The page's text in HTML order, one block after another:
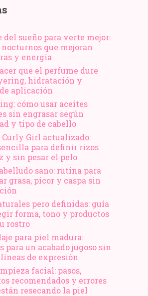
del sueño para verte mejor:
que mejoran
y energía
que el perfume dure
hidratación y
aplicación
cómo usar aceites
sin engrasar según
y tipo de cabello
Curly Girl actualizado:
para definir rizos
y sin pesar el pelo
sano: rutina para
grasa, picor y caspa sin
pero definidas: guía
forma, tono y productos
rostro
para piel madura:
para un acabado jugoso sin
de expresión
facial: pasos,
recomendados y errores
resecando la piel